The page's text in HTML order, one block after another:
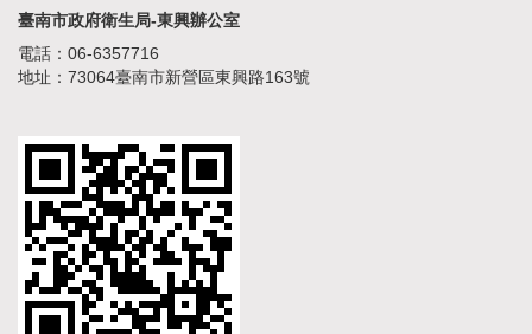
臺南市政府衛生局-東興辦公室
電話：06-6357716
地址：73064臺南市新營區東興路163號